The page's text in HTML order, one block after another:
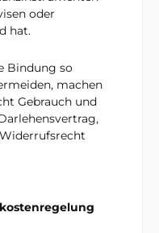
oder
hat.
Bindung so
machen
Gebrauch und